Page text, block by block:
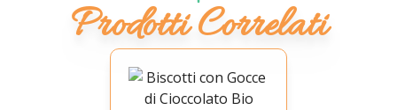
Prodotti Correlati